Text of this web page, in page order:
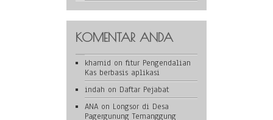
KOMENTAR ANDA
khamid on fitur Pengendalian
Kas berbasis aplikasi
indah on Daftar Pejabat
ANA on Longsor di Desa
Pagergunung Temanggung